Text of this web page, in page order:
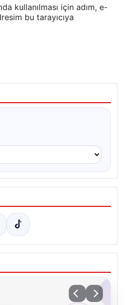
kullanılması için adım, e-
bu tarayıcıya